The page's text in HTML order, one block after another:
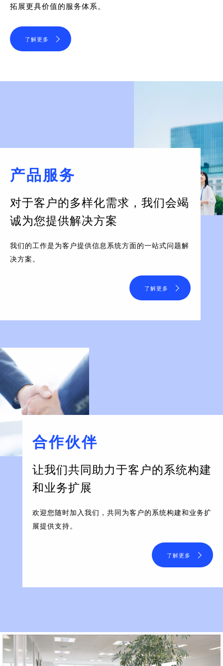
拓展更具价值的服务体系。
了解更多
产品服务
对于客户的多样化需求， 我们会竭
诚为您提供解决方案
我们的工作是为客户提供信息系统方面的一站式问题解
决方案。
了解更多
合作伙伴
让我们共同助力于客户的系统构建
和业务扩展
欢迎您随时加入我们，共同为客户的系统构建和业务扩
展提供支持。
了解更多